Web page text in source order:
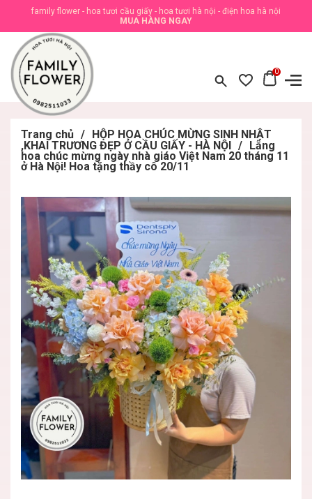
family flower - hoa tươi cầu giấy - hoa tươi hà nội - điện hoa hà nội
MUA HÀNG NGAY
0
Trang chủ / HỘP HOA CHÚC MỪNG SINH NHẬT
,KHAI TRƯƠNG ĐẸP Ở CẦU GIẤY - HÀ NỘI / Lẵng
hoa chúc mừng ngày nhà giáo Việt Nam 20 tháng 11
ở Hà Nội! Hoa tặng thầy cô 20/11